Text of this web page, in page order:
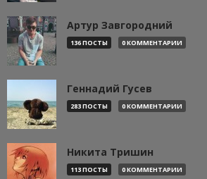
Артур Завгородний
136 ПОСТЫ 0 КОММЕНТАРИИ
Геннадий Гусев
283 ПОСТЫ 0 КОММЕНТАРИИ
Никита Тришин
113 ПОСТЫ 0 КОММЕНТАРИИ